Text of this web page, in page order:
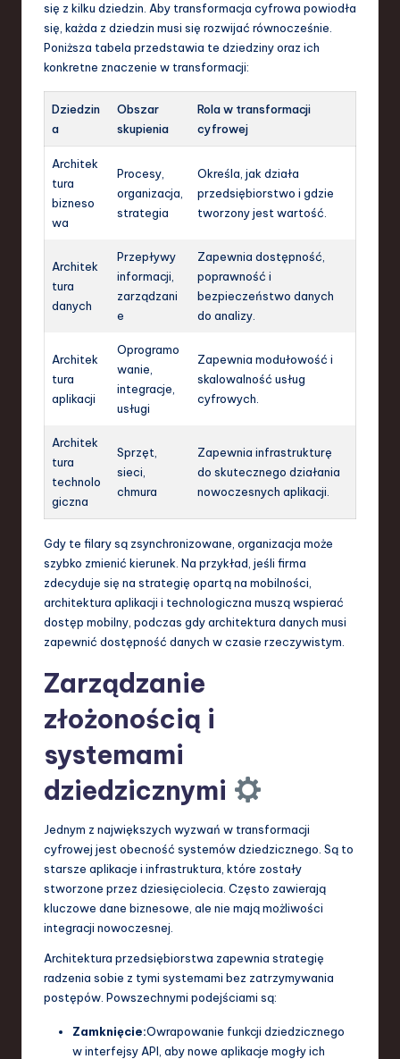
się z kilku dziedzin. Aby transformacja cyfrowa powiodła
się, każda z dziedzin musi się rozwijać równocześnie.
Poniższa tabela przedstawia te dziedziny oraz ich
konkretne znaczenie w transformacji:
Dziedzin
a
Obszar
skupienia
Rola w transformacji
cyfrowej
Architek
tura
bizneso
wa
Procesy,
organizacja,
strategia
Określa, jak działa
przedsiębiorstwo i gdzie
tworzony jest wartość.
Architek
tura
danych
Przepływy
informacji,
zarządzani
e
Zapewnia dostępność,
poprawność i
bezpieczeństwo danych
do analizy.
Architek
tura
aplikacji
Oprogramo
wanie,
integracje,
usługi
Zapewnia modułowość i
skalowalność usług
cyfrowych.
Architek
tura
technolo
giczna
Sprzęt,
sieci,
chmura
Zapewnia infrastrukturę
do skutecznego działania
nowoczesnych aplikacji.
Gdy te filary są zsynchronizowane, organizacja może
szybko zmienić kierunek. Na przykład, jeśli firma
zdecyduje się na strategię opartą na mobilności,
architektura aplikacji i technologiczna muszą wspierać
dostęp mobilny, podczas gdy architektura danych musi
zapewnić dostępność danych w czasie rzeczywistym.
Zarządzanie
złożonością i
systemami
dziedzicznymi
Jednym z największych wyzwań w transformacji
cyfrowej jest obecność systemów dziedzicznego. Są to
starsze aplikacje i infrastruktura, które zostały
stworzone przez dziesięciolecia. Często zawierają
kluczowe dane biznesowe, ale nie mają możliwości
integracji nowoczesnej.
Architektura przedsiębiorstwa zapewnia strategię
radzenia sobie z tymi systemami bez zatrzymywania
postępów. Powszechnymi podejściami są:
Zamknięcie:Owrapowanie funkcji dziedzicznego
w interfejsy API, aby nowe aplikacje mogły ich